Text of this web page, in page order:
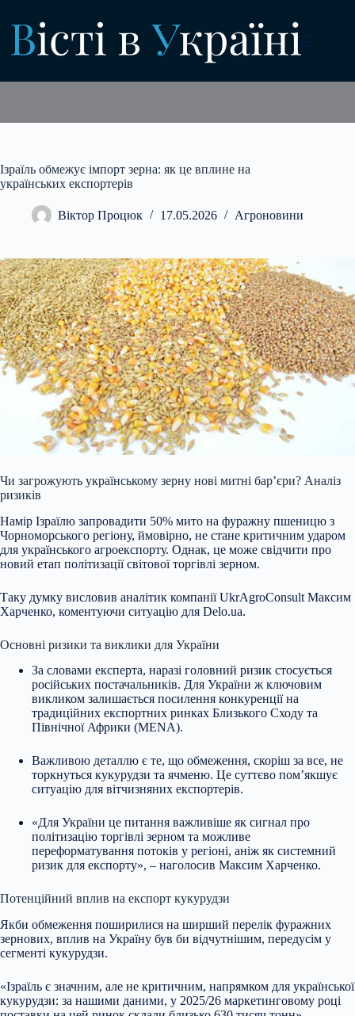
вмісту
Ізраїль обмежує імпорт зерна: як це вплине на
українських експортерів
Віктор Процюк 17.05.2026 Агроновини
Чи загрожують українському зерну нові митні бар’єри? Аналіз
ризиків
Намір Ізраїлю запровадити 50% мито на фуражну пшеницю з
Чорноморського регіону, ймовірно, не стане критичним ударом
для українського агроекспорту. Однак, це може свідчити про
новий етап політизації світової торгівлі зерном.
Таку думку висловив аналітик компанії UkrAgroConsult Максим
Харченко, коментуючи ситуацію для Delo.ua.
Основні ризики та виклики для України
За словами експерта, наразі головний ризик стосується
російських постачальників. Для України ж ключовим
викликом залишається посилення конкуренції на
традиційних експортних ринках Близького Сходу та
Північної Африки (MENA).
Важливою деталлю є те, що обмеження, скоріш за все, не
торкнуться кукурудзи та ячменю. Це суттєво пом’якшує
ситуацію для вітчизняних експортерів.
«Для України це питання важливіше як сигнал про
політизацію торгівлі зерном та можливе
переформатування потоків у регіоні, аніж як системний
ризик для експорту», – наголосив Максим Харченко.
Потенційний вплив на експорт кукурудзи
Якби обмеження поширилися на ширший перелік фуражних
зернових, вплив на Україну був би відчутнішим, передусім у
сегменті кукурудзи.
«Ізраїль є значним, але не критичним, напрямком для української
кукурудзи: за нашими даними, у 2025/26 маркетинговому році